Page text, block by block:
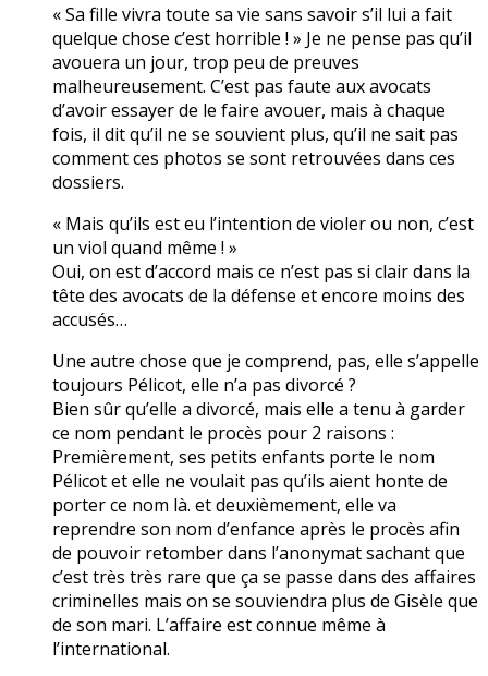
« Sa fille vivra toute sa vie sans savoir s’il lui a fait
quelque chose c’est horrible ! » Je ne pense pas qu’il
avouera un jour, trop peu de preuves
malheureusement. C’est pas faute aux avocats
d’avoir essayer de le faire avouer, mais à chaque
fois, il dit qu’il ne se souvient plus, qu’il ne sait pas
comment ces photos se sont retrouvées dans ces
dossiers.
« Mais qu’ils est eu l’intention de violer ou non, c’est
un viol quand même ! »
Oui, on est d’accord mais ce n’est pas si clair dans la
tête des avocats de la défense et encore moins des
accusés…
Une autre chose que je comprend, pas, elle s’appelle
toujours Pélicot, elle n’a pas divorcé ?
Bien sûr qu’elle a divorcé, mais elle a tenu à garder
ce nom pendant le procès pour 2 raisons :
Premièrement, ses petits enfants porte le nom
Pélicot et elle ne voulait pas qu’ils aient honte de
porter ce nom là. et deuxièmement, elle va
reprendre son nom d’enfance après le procès afin
de pouvoir retomber dans l’anonymat sachant que
c’est très très rare que ça se passe dans des affaires
criminelles mais on se souviendra plus de Gisèle que
de son mari. L’affaire est connue même à
l’international.